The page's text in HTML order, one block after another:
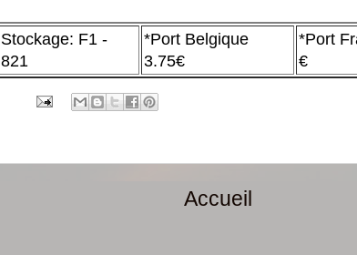
Stockage: F1 -
821
*Port Belgique
3.75€
*Port
€
Accueil